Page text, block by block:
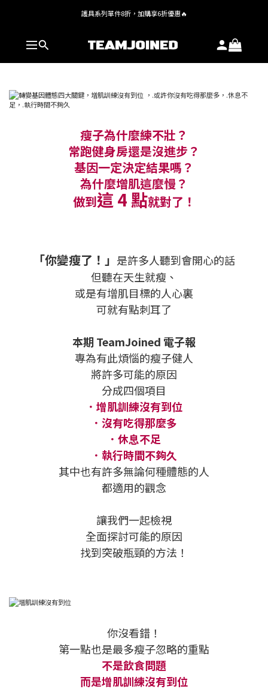
全館 $1,380 即享免運
護具系列單件8折，加購享6折優惠🔥
全館 $1,380 即享免運
瘦子為什麼練不壯？
常跑健身房還是沒進步？
基因一定決定結果嗎？
為什麼增肌這麼慢？
做到這 4 點就對了！
「你變瘦了！」 是許多人聽到會開心的話
但聽在天生就瘦、
或是有增肌目標的人心裏
可就有點刺耳了
本期 TeamJoined 電子報
專為有此煩惱的瘦子健人
將許多可能的原因
分成四個項目
．增肌訓練沒有到位
．沒有吃得那麼多
．休息不足
．執行時間不夠久
其中也有許多無論何種體態的人
都適用的觀念
讓我們一起檢視
全面探討可能的原因
找到突破瓶頸的方法！
你沒看錯！
第一點也是最多瘦子忽略的重點
不是飲食問題
而是增肌訓練沒有到位